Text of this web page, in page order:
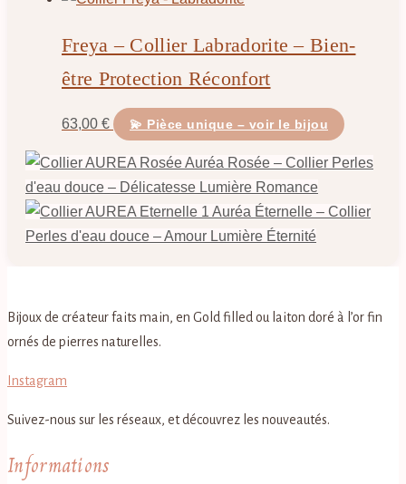
Freya – Collier Labradorite – Bien-
être Protection Réconfort
63,00 € 💫 Pièce unique – voir le bijou
Auréa Rosée – Collier Perles
d'eau douce – Délicatesse Lumière Romance
Auréa Éternelle – Collier
Perles d'eau douce – Amour Lumière Éternité
Bijoux de créateur faits main, en Gold filled ou laiton doré à l’or fin
ornés de pierres naturelles.
Instagram
Suivez-nous sur les réseaux, et découvrez les nouveautés.
Informations